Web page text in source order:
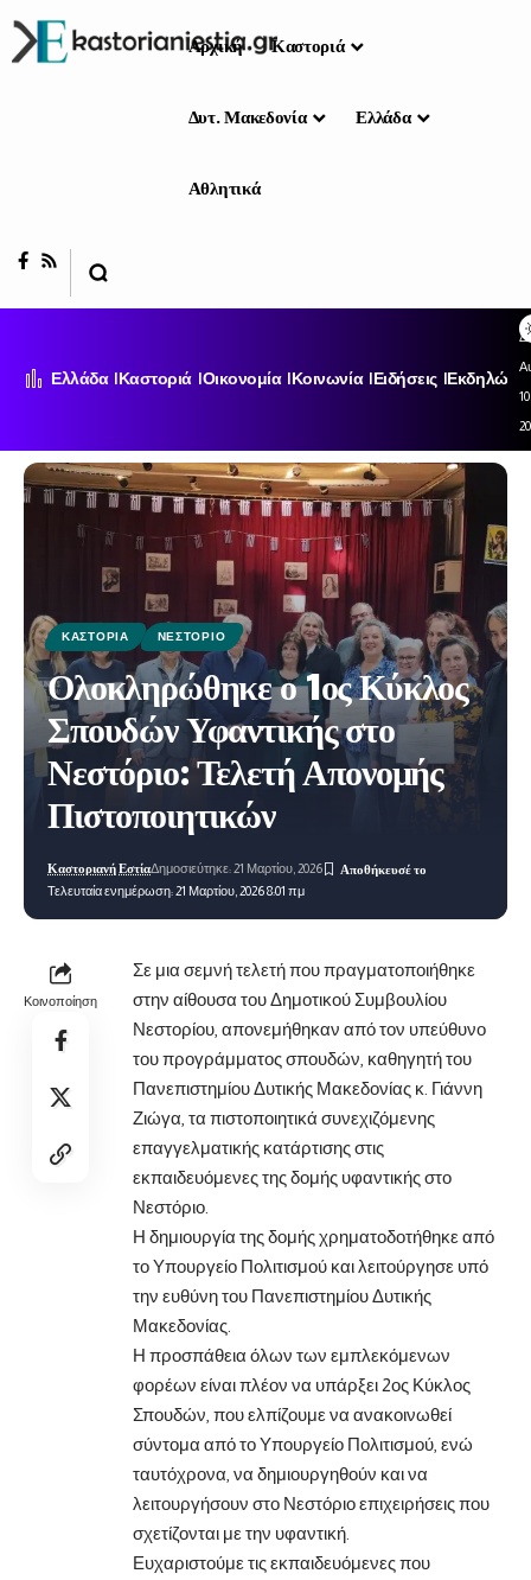
Αρχική Καστοριά
Δυτ. Μακεδονία Ελλάδα
Αθλητικά
Ελλάδα Καστοριά Οικονομία Κοινωνία Ειδήσεις
10,
ΚΑΣΤΟΡΙΆ ΝΕΣΤΌΡΙΟ
Ολοκληρώθηκε ο 1ος Κύκλος
Σπουδών Υφαντικής στο
Νεστόριο: Τελετή Απονομής
Πιστοποιητικών
Τελευταία ενημέρωση: 21 Μαρτίου, 2026 8:01 πμ
Καστοριανή ΕστίαΔημοσιεύτηκε: 21 Μαρτίου, 2026
Κοινοποίηση
Σε μια σεμνή τελετή που πραγματοποιήθηκε
στην αίθουσα του Δημοτικού Συμβουλίου
Νεστορίου, απονεμήθηκαν από τον υπεύθυνο
του προγράμματος σπουδών, καθηγητή του
Πανεπιστημίου Δυτικής Μακεδονίας κ. Γιάννη
Ζιώγα, τα πιστοποιητικά συνεχιζόμενης
επαγγελματικής κατάρτισης στις
εκπαιδευόμενες της δομής υφαντικής στο
Νεστόριο.
Η δημιουργία της δομής χρηματοδοτήθηκε από
το Υπουργείο Πολιτισμού και λειτούργησε υπό
την ευθύνη του Πανεπιστημίου Δυτικής
Μακεδονίας.
Η προσπάθεια όλων των εμπλεκόμενων
φορέων είναι πλέον να υπάρξει 2ος Κύκλος
Σπουδών, που ελπίζουμε να ανακοινωθεί
σύντομα από το Υπουργείο Πολιτισμού, ενώ
ταυτόχρονα, να δημιουργηθούν και να
λειτουργήσουν στο Νεστόριο επιχειρήσεις που
σχετίζονται με την υφαντική.
Ευχαριστούμε τις εκπαιδευόμενες που